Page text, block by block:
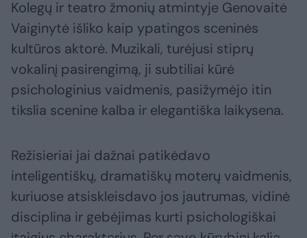
Kolegų ir teatro žmonių atmintyje Genovaitė
Vaiginytė išliko kaip ypatingos sceninės
kultūros aktorė. Muzikali, turėjusi stiprų
vokalinį pasirengimą, ji subtiliai kūrė
psichologinius vaidmenis, pasižymėjo itin
tikslia scenine kalba ir elegantiška laikysena.
Režisieriai jai dažnai patikėdavo
inteligentiškų, dramatiškų moterų vaidmenis,
kuriuose atsiskleisdavo jos jautrumas, vidinė
disciplina ir gebėjimas kurti psichologiškai